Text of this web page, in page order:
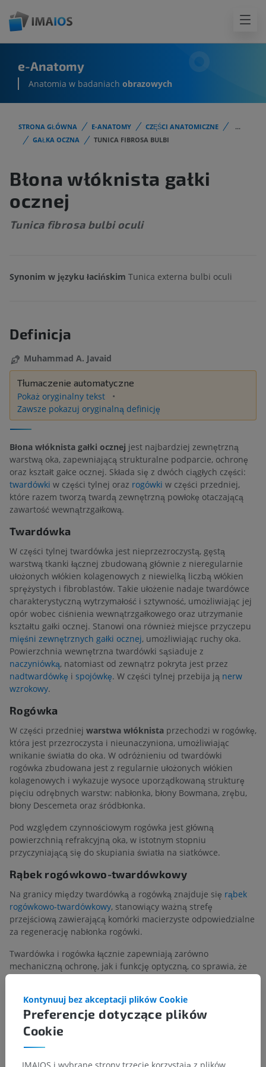
e-Anatomy
Anatomia w badaniach obrazowych
STRONA GŁÓWNA E-ANATOMY CZĘŚCI ANATOMICZNE
...
GAŁKA OCZNA
TUNICA FIBROSA BULBI
Błona włóknista gałki
ocznej
Tunica fibrosa bulbi oculi
Synonim w języku łacińskim Tunica externa bulbi oculi
Definicja
Muhammad A. Javaid
Tłumaczenie automatyczne
Pokaż oryginalny tekst
Zawsze pokazuj oryginalną definicję
Błona włóknista gałki ocznej jest najbardziej zewnętrzną
warstwą oka, zapewniającą strukturalne podparcie, ochronę
oraz kształt gałce ocznej. Składa się z dwóch ciągłych części:
twardówki w części tylnej oraz rogówki w części przedniej,
które razem tworzą twardą zewnętrzną powłokę otaczającą
zawartość wewnątrzgałkową.
Twardówka
W części tylnej twardówka jest nieprzezroczystą, gęstą
warstwą tkanki łącznej zbudowaną głównie z nieregularnie
ułożonych włókien kolagenowych z niewielką liczbą włókien
sprężystych i fibroblastów. Takie ułożenie nadaje twardówce
charakterystyczną wytrzymałość i sztywność, umożliwiając jej
opór wobec ciśnienia wewnątrzgałkowego oraz utrzymanie
kształtu gałki ocznej. Stanowi ona również miejsce przyczepu
mięśni zewnętrznych gałki ocznej, umożliwiając ruchy oka.
Powierzchnia wewnętrzna twardówki sąsiaduje z
naczyniówką, natomiast od zewnątrz pokryta jest przez
nadtwardówkę i spojówkę. W części tylnej przebija ją nerw
wzrokowy.
Rogówka
W części przedniej warstwa włóknista przechodzi w rogówkę,
która jest przezroczysta i nieunaczyniona, umożliwiając
wnikanie światła do oka. W odróżnieniu od twardówki
rogówka zbudowana jest z regularnie ułożonych włókien
kolagenowych i wykazuje wysoce uporządkowaną strukturę
pięciu odrębnych warstw: nabłonka, błony Bowmana, zrębu,
błony Descemeta oraz śródbłonka.
Pod względem czynnościowym rogówka jest główną
powierzchnią refrakcyjną oka, w istotnym stopniu
przyczyniającą się do skupiania światła na siatkówce.
Rąbek rogówkowo-twardówkowy
Na granicy między twardówką a rogówką znajduje się rąbek
rogówkowo-twardówkowy, stanowiący ważną strefę
przejściową zawierającą komórki macierzyste odpowiedzialne
za regenerację nabłonka rogówki.
Twardówka i rogówka łącznie zapewniają zarówno
mechaniczną ochronę, jak i funkcję optyczną, co sprawia, że
Czy jest jakiś problem z tym tłumaczeniem?
Preferencje dotyczące plików
Cookie
Kontynuuj bez akceptacji plików Cookie